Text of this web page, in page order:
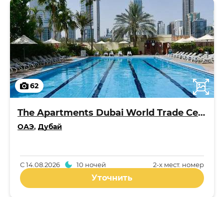
62
The Apartments Dubai World Trade Centre
ОАЭ, Дубай
2-x мест. номер
С14.08.2026 10 ночей
Уточнить